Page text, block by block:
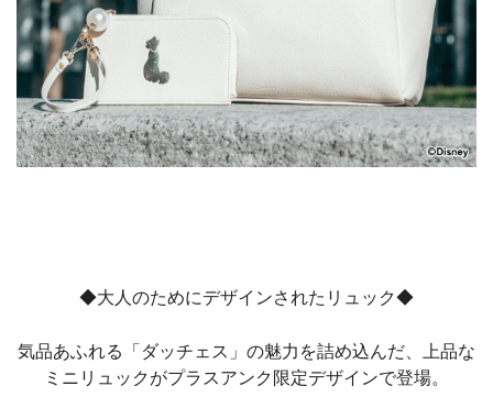
◆大人のためにデザインされたリュック◆
気品あふれる「ダッチェス」の魅力を詰め込んだ、上品な
ミニリュックがプラスアンク限定デザインで登場。